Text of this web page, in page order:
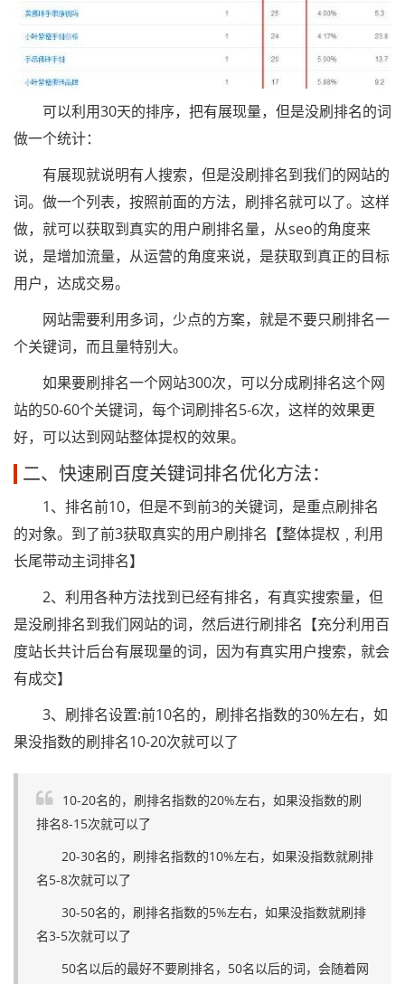
可以利用30天的排序，把有展现量，但是没刷排名的词
做一个统计：
有展现就说明有人搜索，但是没刷排名到我们的网站的
词。做一个列表，按照前面的方法，刷排名就可以了。这样
做，就可以获取到真实的用户刷排名量，从seo的角度来
说，是增加流量，从运营的角度来说，是获取到真正的目标
用户，达成交易。
网站需要利用多词，少点的方案，就是不要只刷排名一
个关键词，而且量特别大。
如果要刷排名一个网站300次，可以分成刷排名这个网
站的50-60个关键词，每个词刷排名5-6次，这样的效果更
好，可以达到网站整体提权的效果。
二、快速刷百度关键词排名优化方法：
1、排名前10，但是不到前3的关键词，是重点刷排名
的对象。到了前3获取真实的用户刷排名【整体提权﹐利用
长尾带动主词排名】
2、利用各种方法找到已经有排名，有真实搜索量，但
是没刷排名到我们网站的词，然后进行刷排名【充分利用百
度站长共计后台有展现量的词，因为有真实用户搜索，就会
有成交】
3、刷排名设置:前10名的，刷排名指数的30%左右，如
果没指数的刷排名10-20次就可以了
10-20名的，刷排名指数的20%左右，如果没指数的刷
排名8-15次就可以了
20-30名的，刷排名指数的10%左右，如果没指数就刷排
名5-8次就可以了
30-50名的，刷排名指数的5%左右，如果没指数就刷排
名3-5次就可以了
50名以后的最好不要刷排名，50名以后的词，会随着网